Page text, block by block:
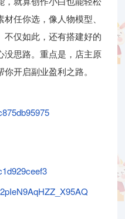
任你选，像人物模型、
不仅如此，还有搭建好的
没思路。重点是，店主原
开启副业盈利之路。